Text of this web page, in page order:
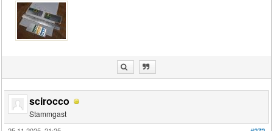
scirocco
Stammgast